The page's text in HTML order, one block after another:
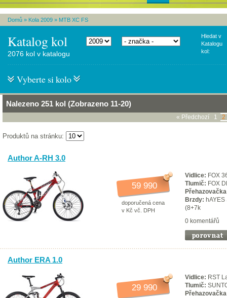
Domů » Kola 2009 » MTB XC FS
Katalog kol
Hledat v
Katalogu
kol:
2076 kol v katalogu
Vyberte si kolo
Nalezeno 251 kol (Zobrazeno 11-20)
« Předchozí 1 2
Produktů na stránku:
Author A-RH 3.0
59 990
doporučená cena
v Kč vč. DPH
Vidlice: FOX
Tlumič: FOX
Brzdy:
(8+7k
0 komentářů
Author ERA 1.0
29 990
Vidlice: RST
Tlumič: